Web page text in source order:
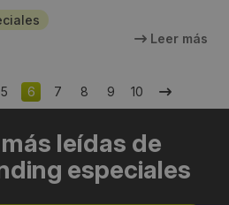
Leer más
5 6 7 8 9 10
leídas de
especiales